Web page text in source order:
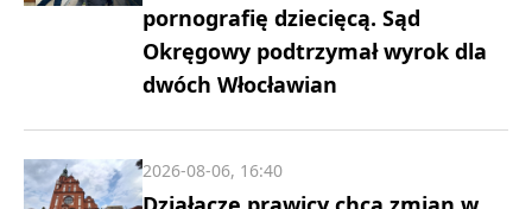
pornografię dziecięcą. Sąd
Okręgowy podtrzymał wyrok dla
dwóch Włocławian
2026-08-06, 16:40